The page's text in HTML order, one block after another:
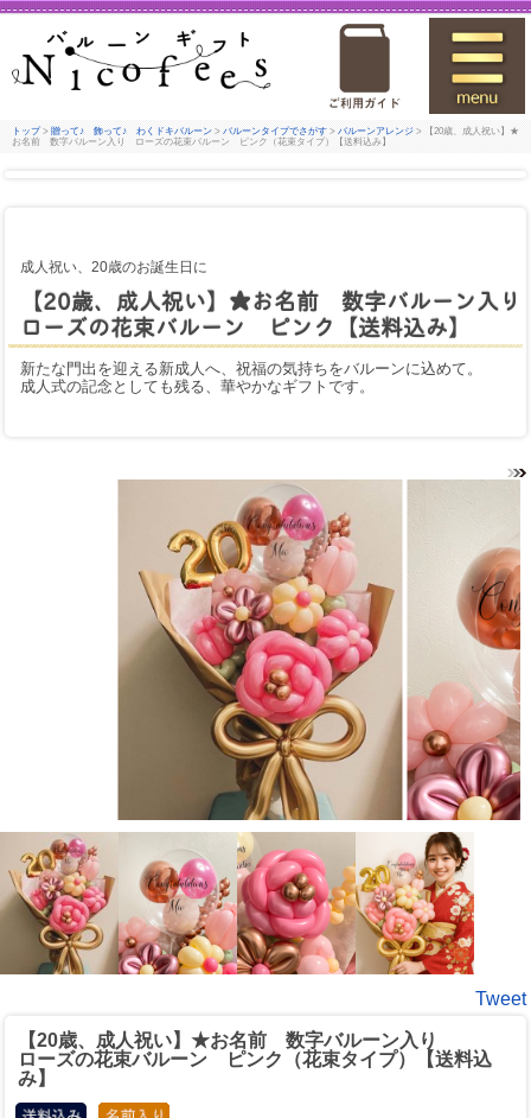
トップ > 贈って♪ 飾って♪ わくドキバルーン > バルーンタイプでさがす > バルーンアレンジ > 【20歳、成人祝い】★
お名前 数字バルーン入り ローズの花束バルーン ピンク（花束タイプ）【送料込み】
成人祝い、20歳のお誕生日に
【20歳、成人祝い】★お名前 数字バルーン入り
ローズの花束バルーン ピンク【送料込み】
新たな門出を迎える新成人へ、祝福の気持ちをバルーンに込めて。
成人式の記念としても残る、華やかなギフトです。
Tweet
【20歳、成人祝い】★お名前 数字バルーン入り
ローズの花束バルーン ピンク（花束タイプ）【送料込
み】